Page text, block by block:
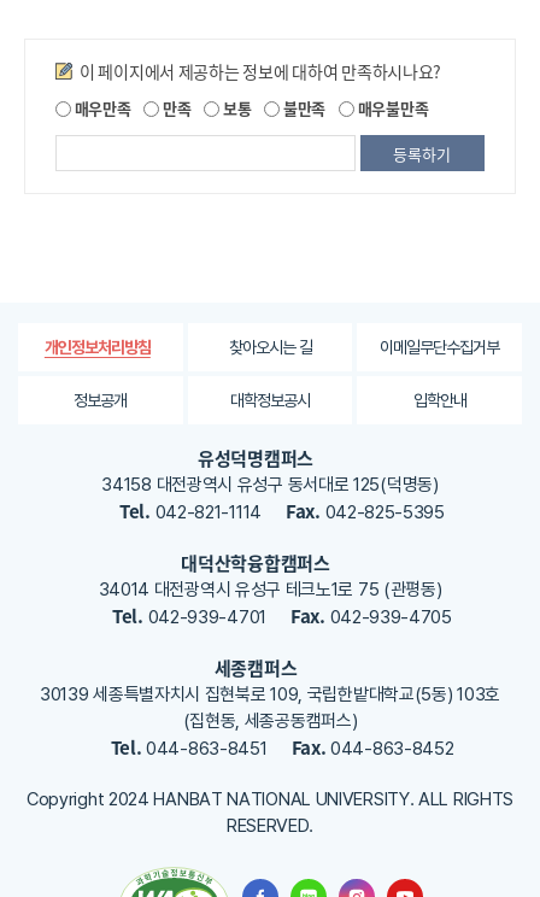
만족도조사
이 페이지에서 제공하는 정보에 대하여 만족하시나요?
매우만족 만족 보통 불만족 매우불만족
공
되
는
가
용
해
주
개인정보처리방침 찾아오시는 길 이메일무단수집거부
정보공개 대학정보공시 입학안내
유성덕명캠퍼스
34158 대전광역시 유성구 동서대로 125(덕명동)
Tel. 042-821-1114 Fax. 042-825-5395
대덕산학융합캠퍼스
34014 대전광역시 유성구 테크노1로 75 (관평동)
Tel. 042-939-4701 Fax. 042-939-4705
세종캠퍼스
30139 세종특별자치시 집현북로 109, 국립한밭대학교(5동) 103호
(집현동, 세종공동캠퍼스)
Tel.044-863-8451 Fax. 044-863-8452
Copyright 2024 HANBAT NATIONAL UNIVERSITY. ALL RIGHTS
RESERVED.